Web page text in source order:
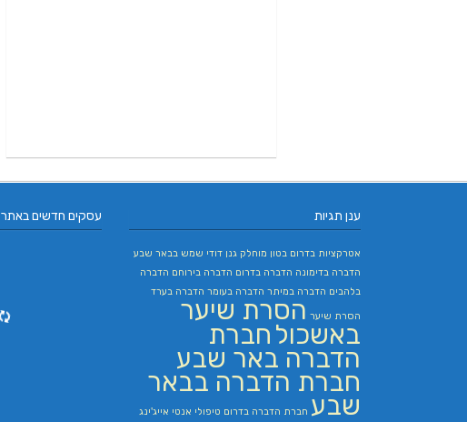
עסקים חדשים באתר ענן תגיות
אטרקציות בדרום בטון מוחלק גנן דודי שמש בבאר שבע
הדברה בדימונה הדברה בדרום הדברה בירוחם הדברה
בלהבים הדברה במיתר הדברה בעומר הדברה בערד
הסרת שיער הסרת שיער
באשכול חברת
הדברה באר שבע
חברת הדברה בבאר
שבע חברת הדברה בדרום טיפולי אנטי אייג'ינג